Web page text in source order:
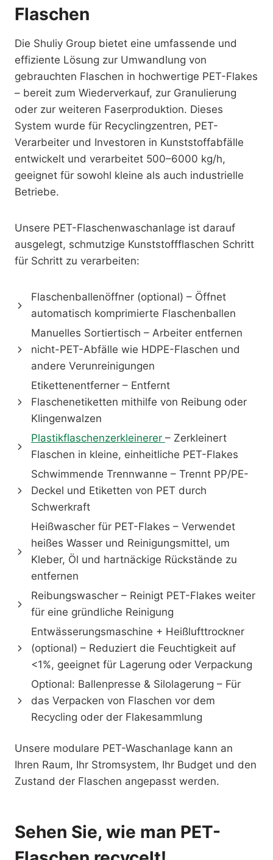
Flaschen
Die Shuliy Group bietet eine umfassende und
effiziente Lösung zur Umwandlung von
gebrauchten Flaschen in hochwertige PET-Flakes
– bereit zum Wiederverkauf, zur Granulierung
oder zur weiteren Faserproduktion. Dieses
System wurde für Recyclingzentren, PET-
Verarbeiter und Investoren in Kunststoffabfälle
entwickelt und verarbeitet 500–6000 kg/h,
geeignet für sowohl kleine als auch industrielle
Betriebe.
Unsere PET-Flaschenwaschanlage ist darauf
ausgelegt, schmutzige Kunststoffflaschen Schritt
für Schritt zu verarbeiten:
Flaschenballenöffner (optional) – Öffnet
automatisch komprimierte Flaschenballen
Manuelles Sortiertisch – Arbeiter entfernen
nicht-PET-Abfälle wie HDPE-Flaschen und
andere Verunreinigungen
Etikettenentferner – Entfernt
Flaschenetiketten mithilfe von Reibung oder
Klingenwalzen
Plastikflaschenzerkleinerer – Zerkleinert
Flaschen in kleine, einheitliche PET-Flakes
Schwimmende Trennwanne – Trennt PP/PE-
Deckel und Etiketten von PET durch
Schwerkraft
Heißwascher für PET-Flakes – Verwendet
heißes Wasser und Reinigungsmittel, um
Kleber, Öl und hartnäckige Rückstände zu
entfernen
Reibungswascher – Reinigt PET-Flakes weiter
für eine gründliche Reinigung
Entwässerungsmaschine + Heißlufttrockner
(optional) – Reduziert die Feuchtigkeit auf
<1%, geeignet für Lagerung oder Verpackung
Optional: Ballenpresse & Silolagerung – Für
das Verpacken von Flaschen vor dem
Recycling oder der Flakesammlung
Unsere modulare PET-Waschanlage kann an
Ihren Raum, Ihr Stromsystem, Ihr Budget und den
Zustand der Flaschen angepasst werden.
Sehen Sie, wie man PET-